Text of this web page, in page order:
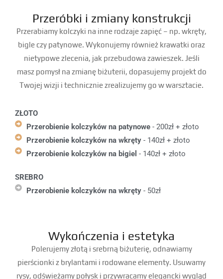
Przeróbki i zmiany konstrukcji
Przerabiamy kolczyki na inne rodzaje zapięć – np. wkręty,
bigle czy patynowe. Wykonujemy również krawatki oraz
nietypowe zlecenia, jak przebudowa zawieszek. Jeśli
masz pomysł na zmianę biżuterii, dopasujemy projekt do
Twojej wizji i technicznie zrealizujemy go w warsztacie.
ZŁOTO
Przerobienie kolczyków na patynowe - 200zł + złoto
Przerobienie kolczyków na wkręty - 140zł + złoto
Przerobienie kolczyków na bigiel - 140zł + złoto
SREBRO
Przerobienie kolczyków na wkręty - 50zł
Wykończenia i estetyka
Polerujemy złotą i srebrną biżuterię, odnawiamy
pierścionki z brylantami i rodowane elementy. Usuwamy
rysy, odświeżamy połysk i przywracamy elegancki wygląd